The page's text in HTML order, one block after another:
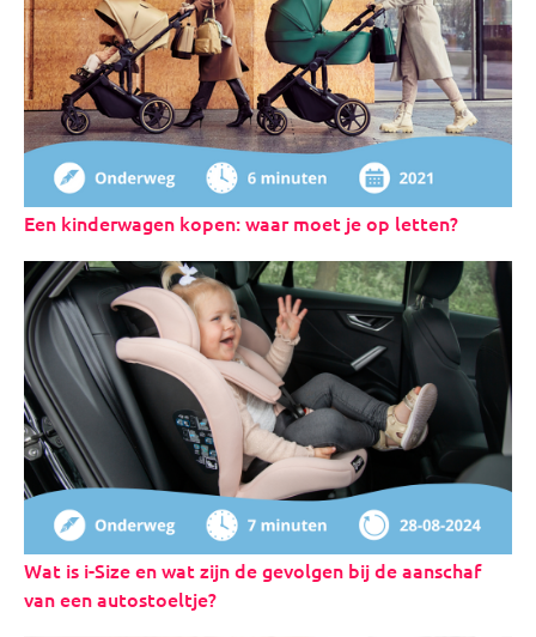
Een kinderwagen kopen: waar moet je op letten?
Wat is i-Size en wat zijn de gevolgen bij de aanschaf
van een autostoeltje?